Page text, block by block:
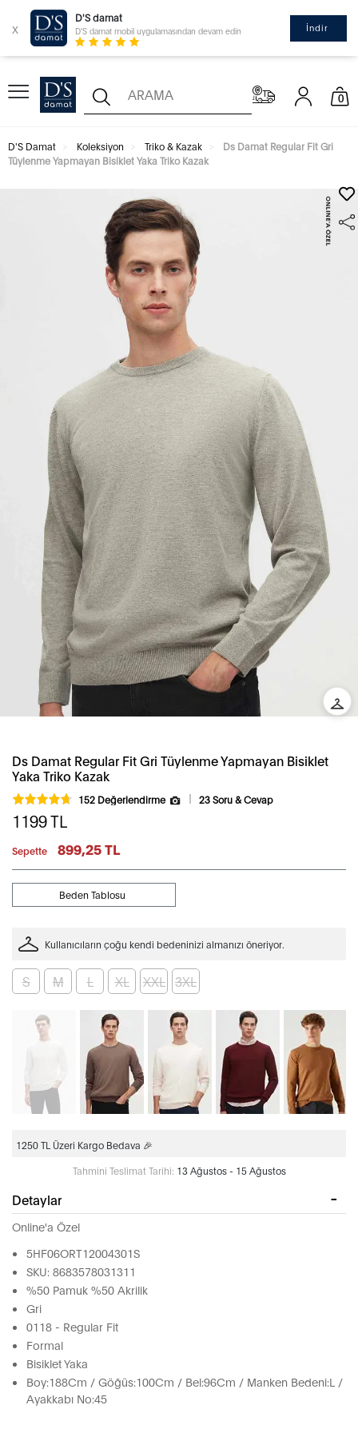
x
D'S damat
D'S damat mobil uygulamasından devam edin İndir
0
D'S Damat Koleksiyon Triko & Kazak
Ds Damat Regular Fit Gri
Tüylenme Yapmayan Bisiklet Yaka Triko Kazak
Ds Damat Regular Fit Gri Tüylenme Yapmayan Bisiklet
Yaka Triko Kazak
152 Değerlendirme 23 Soru & Cevap
1199TL
Sepette 899,25 TL
Beden Tablosu
Kullanıcıların çoğu kendi bedeninizi almanızı öneriyor.
S M L XL XXL 3XL
1250 TL Üzeri Kargo Bedava 🎉
Tahmini Teslimat Tarihi: 13 Ağustos - 15 Ağustos
Detaylar
Online'a Özel
5HF06ORT12004301S
SKU: 8683578031311
%50 Pamuk %50 Akrilik
Gri
0118 - Regular Fit
Formal
Bisiklet Yaka
Boy:188Cm / Göğüs:100Cm / Bel:96Cm / Manken Bedeni:L /
Ayakkabı No:45